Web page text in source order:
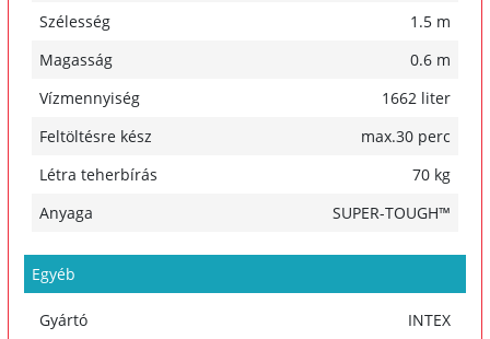
Szélesség
1.5 m
Magasság
0.6 m
Vízmennyiség
1662 liter
Feltöltésre kész
max.30 perc
Létra teherbírás
70 kg
Anyaga
SUPER-TOUGH™
Egyéb
Gyártó INTEX